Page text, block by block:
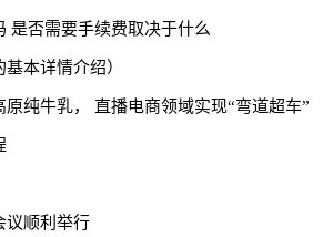
是否需要手续费取决于什么
本详情介绍）
纯牛乳， 直播电商领域实现“弯道超车”
议顺利举行